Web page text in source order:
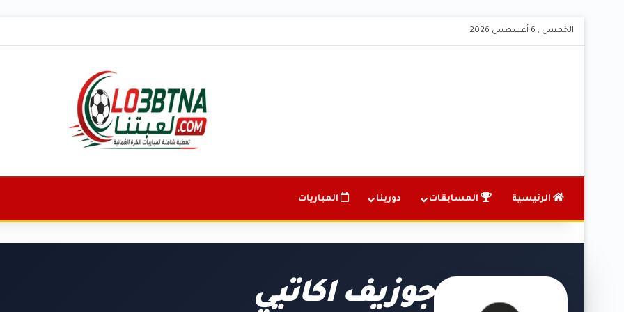
الخميس , 6 أغسطس 2026
الرئيسية المسابقات دورينا المباريات
جوزيف اكاتيي